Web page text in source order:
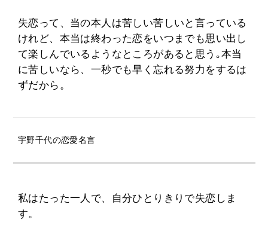
失恋って、当の本人は苦しい苦しいと言っている
けれど、本当は終わった恋をいつまでも思い出し
て楽しんでいるようなところがあると思う｡本当
に苦しいなら、一秒でも早く忘れる努力をするは
ずだから。
宇野千代の恋愛名言
私はたった一人で、自分ひとりきりで失恋しま
す。